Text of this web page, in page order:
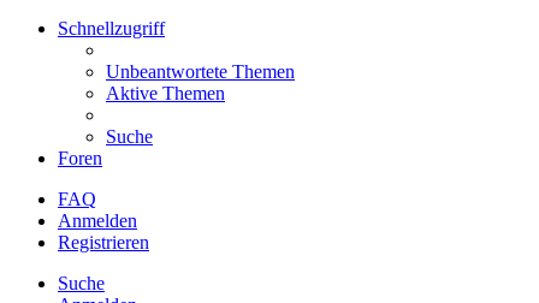
Schnellzugriff
Unbeantwortete Themen
Aktive Themen
Suche
Foren
FAQ
Anmelden
Registrieren
Suche